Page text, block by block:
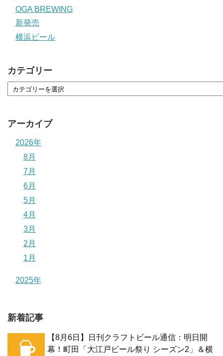
OGA BREWING
新発売
横浜ビール
カテゴリー
アーカイブ
2026年
8月
7月
6月
5月
4月
3月
2月
1月
2025年
新着記事
【8月6日】日刊クラフトビール通信：明日開
幕！町田「大江戸ビール祭り シーズン2」＆横